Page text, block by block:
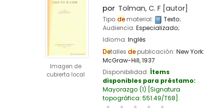
Imagen de
cubierta local
por Tolman, C. F[autor]
Tipo dematerial: Texto;
Audiencia: Especializado;
Idioma: Inglés
Detalles depublicación: New York:
McGraw-Hill,1937
Disponibilidad: Ítems
disponibles para préstamo:
Mayorazgo (1) Signatura
topográfica: 551.49/T68 .